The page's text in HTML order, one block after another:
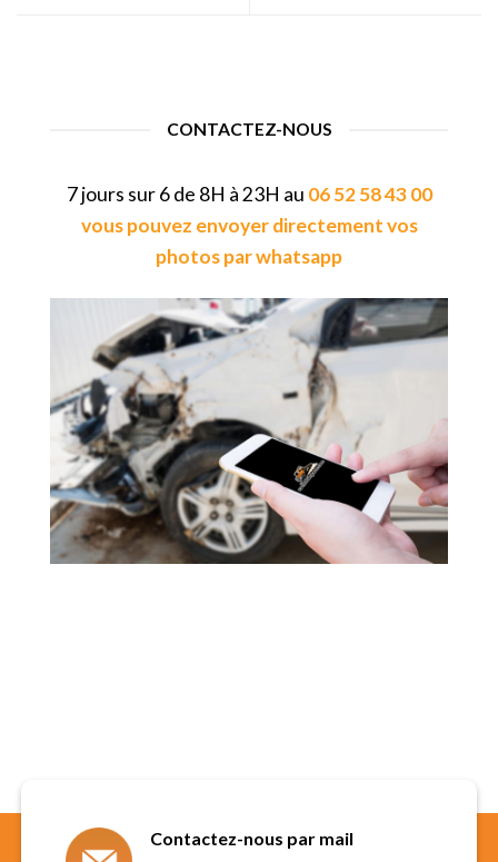
CONTACTEZ-NOUS
7 jours sur 6 de 8H à 23H au 06 52 58 43 00
vous pouvez envoyer directement vos
photos par whatsapp
Contactez-nous par mail